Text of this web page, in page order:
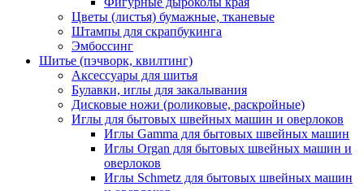
Цветы (листья) бумажные, тканевые
Штампы для скрапбукинга
Эмбоссинг
Шитье (пэчворк, квилтинг)
Аксессуары для шитья
Булавки, иглы для закалывания
Дисковые ножи (роликовые, раскройные)
Иглы для бытовых швейных машин и оверлоков
Иглы Gamma для бытовых швейных машин
Иглы Organ для бытовых швейных машин и
оверлоков
Иглы Schmetz для бытовых швейных машин